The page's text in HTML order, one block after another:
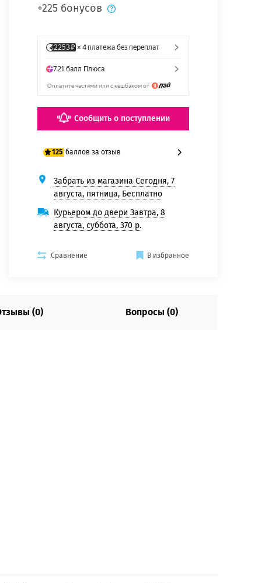
+225 бонусов
Сообщить о поступлении
125 баллов за отзыв
100 баллов
125 баллов
Забрать из магазина Сегодня, 7
августа, пятница, Бесплатно
Курьером до двери Завтра, 8
августа, суббота, 370 р.
Сравнение В избранное
(0) Вопросы (0)